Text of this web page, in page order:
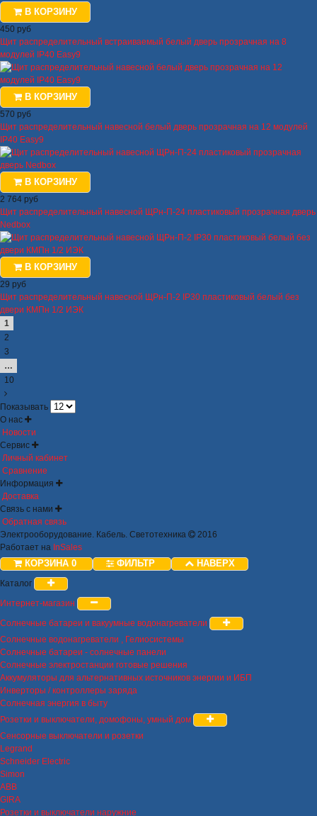
В КОРЗИНУ
450 руб
Щит распределительный встраиваемый белый дверь прозрачная на 8
модулей IP40 Easy9
В КОРЗИНУ
570 руб
Щит распределительный навесной белый дверь прозрачная на 12 модулей
IP40 Easy9
В КОРЗИНУ
2 764 руб
Щит распределительный навесной ЩРн-П-24 пластиковый прозрачная дверь
Nedbox
В КОРЗИНУ
29 руб
Щит распределительный навесной ЩРн-П-2 IP30 пластиковый белый без
двери КМПн 1/2 ИЭК
1
2
3
…
10
Показывать
О нас
Новости
Сервис
Личный кабинет
Сравнение
Информация
Доставка
Связь с нами
Обратная связь
Электрооборудование. Кабель. Светотехника
2016
Работает на InSales
КОРЗИНА 0 ФИЛЬТР НАВЕРХ
Каталог
Интернет-магазин
Солнечные батареи и вакуумные водонагреватели
Солнечные водонагреватели , Гелиосистемы
Солнечные батареи - солнечные панели
Солнечные электростанции готовые решения
Аккумуляторы для альтернативных источников энергии и ИБП
Инверторы / контроллеры заряда
Солнечная энергия в быту
Розетки и выключатели, домофоны, умный дом
Сенсорные выключатели и розетки
Legrand
Schneider Electric
Simon
ABB
GIRA
Розетки и выключатели наружние